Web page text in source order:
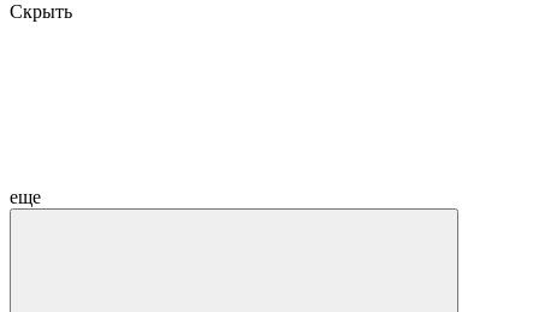
Скрыть
еще